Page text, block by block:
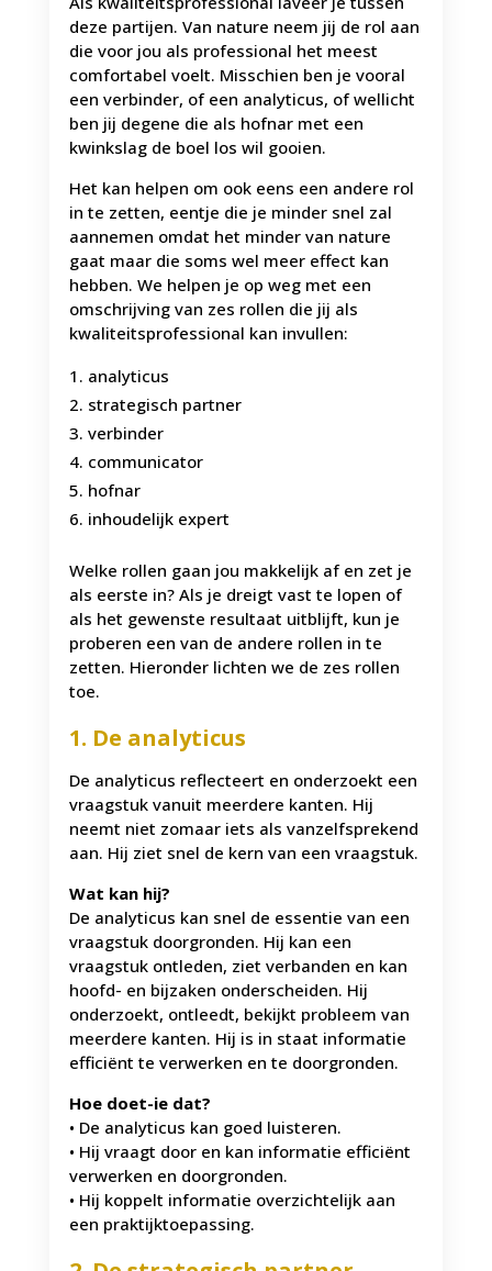
deze partijen. Van nature neem jij de rol aan
die voor jou als professional het meest
comfortabel voelt. Misschien ben je vooral
een verbinder, of een analyticus, of wellicht
ben jij degene die als hofnar met een
kwinkslag de boel los wil gooien.
Het kan helpen om ook eens een andere rol
in te zetten, eentje die je minder snel zal
aannemen omdat het minder van nature
gaat maar die soms wel meer effect kan
hebben. We helpen je op weg met een
omschrijving van zes rollen die jij als
kwaliteitsprofessional kan invullen:
analyticus
strategisch partner
verbinder
communicator
hofnar
inhoudelijk expert
Welke rollen gaan jou makkelijk af en zet je
als eerste in? Als je dreigt vast te lopen of
als het gewenste resultaat uitblijft, kun je
proberen een van de andere rollen in te
zetten. Hieronder lichten we de zes rollen
toe.
1. De analyticus
De analyticus reflecteert en onderzoekt een
vraagstuk vanuit meerdere kanten. Hij
neemt niet zomaar iets als vanzelfsprekend
aan. Hij ziet snel de kern van een vraagstuk.
Wat kan hij?
De analyticus kan snel de essentie van een
vraagstuk doorgronden. Hij kan een
vraagstuk ontleden, ziet verbanden en kan
hoofd- en bijzaken onderscheiden. Hij
onderzoekt, ontleedt, bekijkt probleem van
meerdere kanten. Hij is in staat informatie
efficiënt te verwerken en te doorgronden.
Hoe doet-ie dat?
• De analyticus kan goed luisteren.
• Hij vraagt door en kan informatie efficiënt
verwerken en doorgronden.
• Hij koppelt informatie overzichtelijk aan
een praktijktoepassing.